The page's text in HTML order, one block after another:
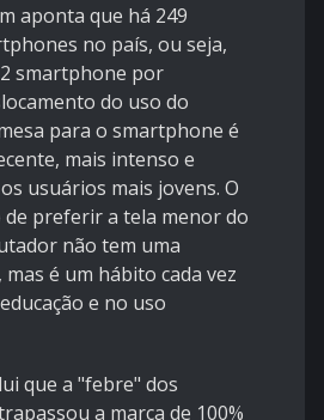
aponta que há 249
no país, ou seja,
smartphone por
do uso do
para o smartphone é
mais intenso e
usuários mais jovens. O
preferir a tela menor do
não tem uma
mas é um hábito cada vez
e no uso
que a "febre" dos
a marca de 100%